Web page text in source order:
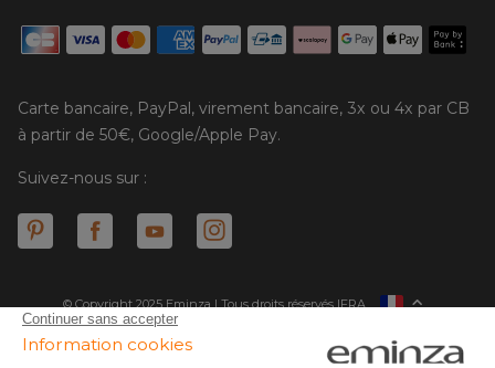
Carte bancaire, PayPal, virement bancaire, 3x ou 4x par CB
à partir de 50€, Google/Apple Pay.
Suivez-nous sur :
© Copyright 2025 Eminza | Tous droits réservés |
ESPAÑAFRA